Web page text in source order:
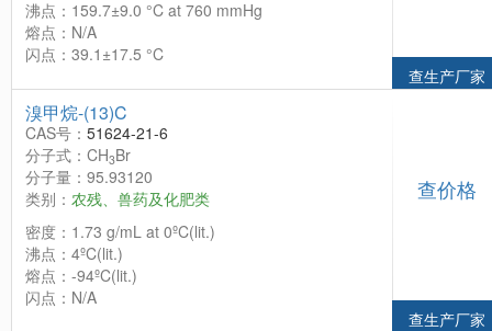
沸点：159.7±9.0 °C at 760 mmHg
熔点：N/A
闪点：39.1±17.5 °C
查生产厂家
溴甲烷-(13)C
CAS号： 51624-21-6
分子式：CH3Br
分子量：95.93120
类别： 农残、兽药及化肥类
密度：1.73 g/mL at 0ºC(lit.)
沸点：4ºC(lit.)
熔点：-94ºC(lit.)
闪点：N/A
查价格
查生产厂家